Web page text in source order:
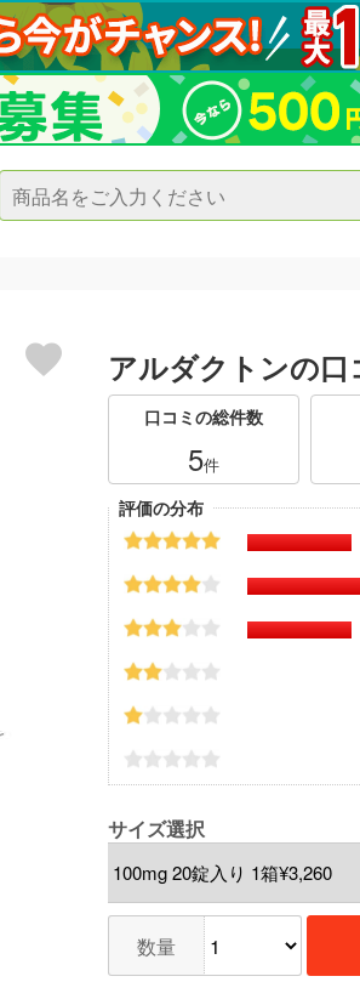
アルダクトンの口
口コミの総件数
5件
評価の分布
サイズ選択
数量